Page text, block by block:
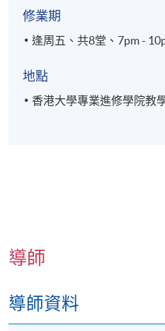
修業期
逢周五、共8堂、7pm -
地點
香港大學專業進修學院教
導師
導師資料